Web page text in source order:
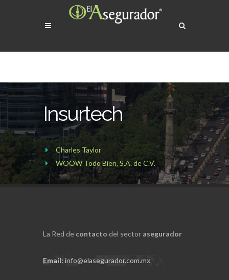
Insurtech
Charles Taylor
WOOW Todo Bien, S.A. de C.V.
La Red de contacto del sector asegurador
Email: info@elasegurador.com.mx